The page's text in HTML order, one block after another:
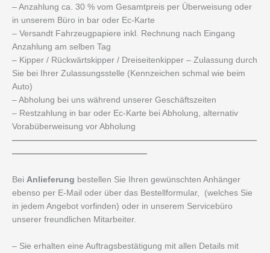
– Anzahlung ca. 30 % vom Gesamtpreis per Überweisung oder
in unserem Büro in bar oder Ec-Karte
– Versandt Fahrzeugpapiere inkl. Rechnung nach Eingang
Anzahlung am selben Tag
– Kipper / Rückwärtskipper / Dreiseitenkipper – Zulassung durch
Sie bei Ihrer Zulassungsstelle (Kennzeichen schmal wie beim
Auto)
– Abholung bei uns während unserer Geschäftszeiten
– Restzahlung in bar oder Ec-Karte bei Abholung, alternativ
Vorabüberweisung vor Abholung
—————————————————————————————
————————————————
Bei Anlieferung bestellen Sie Ihren gewünschten Anhänger
ebenso per E-Mail oder über das Bestellformular, (welches Sie
in jedem Angebot vorfinden) oder in unserem Servicebüro
unserer freundlichen Mitarbeiter.
– Sie erhalten eine Auftragsbestätigung mit allen Details mit